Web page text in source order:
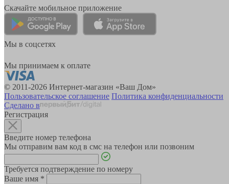
Скачайте мобильное приложение
Мы в соцсетях
Мы принимаем к оплате
© 2011-2026 Интернет-магазин «Ваш Дом»
Пользовательское соглашение Политика конфиденциальности
Сделано в
Регистрация
Введите номер телефона
Мы отправим вам код в смс на телефон или позвоним
Требуется подтверждение по номеру
Ваше имя *